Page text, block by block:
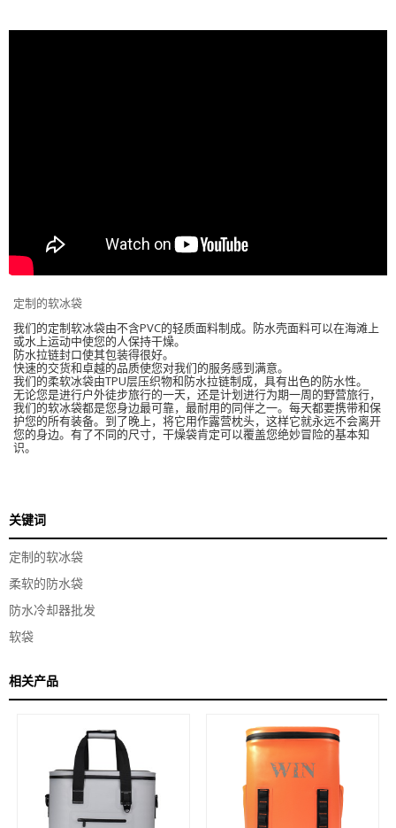
定制的软冰袋
我们的定制软冰袋由不含PVC的轻质面料制成。防水壳面料可以在海滩上
或水上运动中使您的人保持干燥。
防水拉链封口使其包装得很好。
快速的交货和卓越的品质使您对我们的服务感到满意。
我们的柔软冰袋由TPU层压织物和防水拉链制成，具有出色的防水性。
无论您是进行户外徒步旅行的一天，还是计划进行为期一周的野营旅行，
我们的软冰袋都是您身边最可靠，最耐用的同伴之一。每天都要携带和保
护您的所有装备。到了晚上，将它用作露营枕头，这样它就永远不会离开
您的身边。有了不同的尺寸，干燥袋肯定可以覆盖您绝妙冒险的基本知
识。
关键词
定制的软冰袋
柔软的防水袋
防水冷却器批发
软袋
相关产品